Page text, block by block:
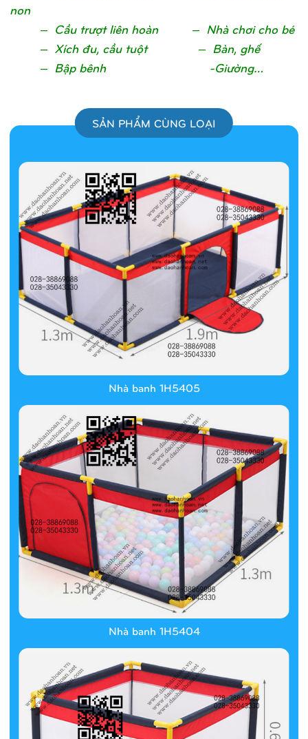
non
– Cầu trượt liên hoàn – Nhà chơi cho bé
– Xích đu, cầu tuột – Bàn, ghế
– Bập bênh -Giường…
SẢN PHẨM CÙNG LOẠI
Nhà banh 1H5405
Nhà banh 1H5404